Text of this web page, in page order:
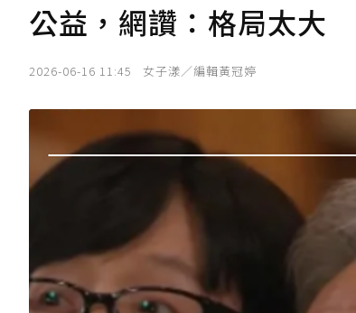
公益，網讚：格局太大
2026-06-16 11:45 女子漾／編輯黃冠婷